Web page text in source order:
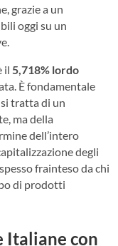
grazie a un
oggi su un
il 5,718% lordo
È fondamentale
tratta di un
ma della
dell’intero
degli
frainteso da chi
di prodotti
Italiane con